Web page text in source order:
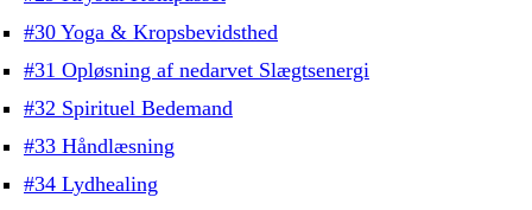
#30 Yoga & Kropsbevidsthed
#31 Opløsning af nedarvet Slægtsenergi
#32 Spirituel Bedemand
#33 Håndlæsning
#34 Lydhealing